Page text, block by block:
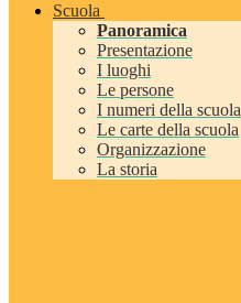
Scuola
Panoramica
Presentazione
I luoghi
Le persone
I numeri della scuola
Le carte della scuola
Organizzazione
La storia